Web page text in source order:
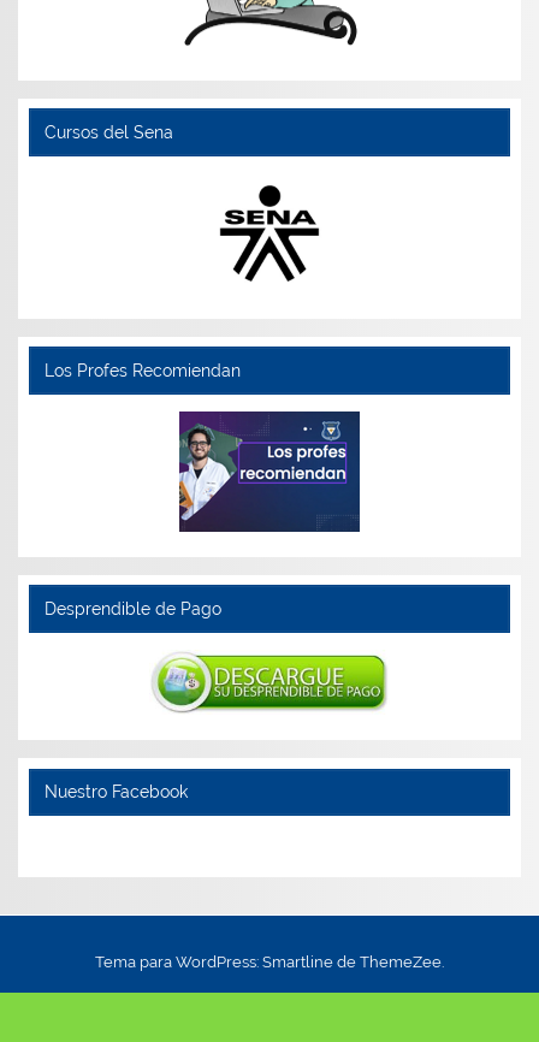
Cursos del Sena
Los Profes Recomiendan
Desprendible de Pago
Nuestro Facebook
Tema para WordPress: Smartline de ThemeZee.